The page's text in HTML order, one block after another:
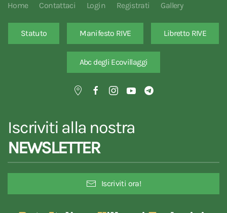
Home Contattaci Login Registrati Gallery
Statuto Manifesto RIVE Libretto RIVE
Abc degli Ecovillaggi
Iscriviti alla nostra
NEWSLETTER
Iscriviti ora!